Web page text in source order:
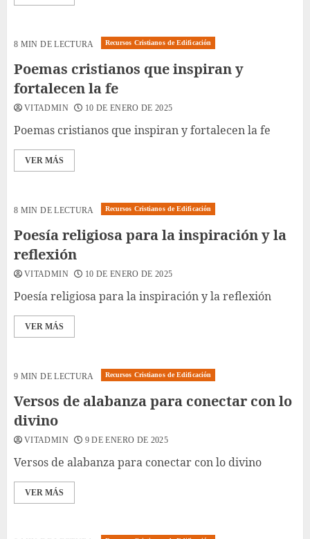
8 MIN DE LECTURA Recursos Cristianos de Edificación
Poemas cristianos que inspiran y
fortalecen la fe
VITADMIN 10 DE ENERO DE 2025
Poemas cristianos que inspiran y fortalecen la fe
VER MÁS
8 MIN DE LECTURA Recursos Cristianos de Edificación
Poesía religiosa para la inspiración y la
reflexión
VITADMIN 10 DE ENERO DE 2025
Poesía religiosa para la inspiración y la reflexión
VER MÁS
9 MIN DE LECTURA Recursos Cristianos de Edificación
Versos de alabanza para conectar con lo
divino
VITADMIN 9 DE ENERO DE 2025
Versos de alabanza para conectar con lo divino
VER MÁS